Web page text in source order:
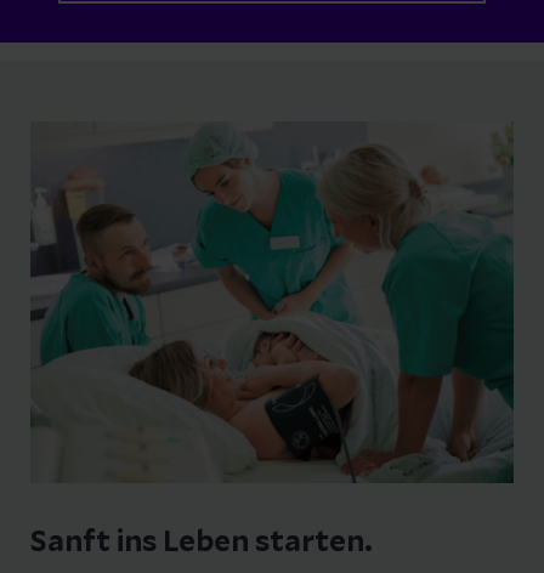
Sanft ins Leben starten.